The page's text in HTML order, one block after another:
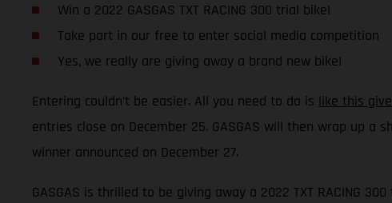
Win a 2022 GASGAS TXT RACING 300 trial bike!
Take part in our free to enter social media competition
Yes, we really are giving away a brand new bike!
Entering couldn’t be easier. All you need to do is like this
entries close on December 25. GASGAS will then wrap up a
winner announced on December 27.
GASGAS is thrilled to be giving away a 2022 TXT RACING